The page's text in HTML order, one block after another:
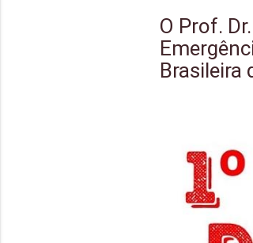
O Prof.
Brasileira